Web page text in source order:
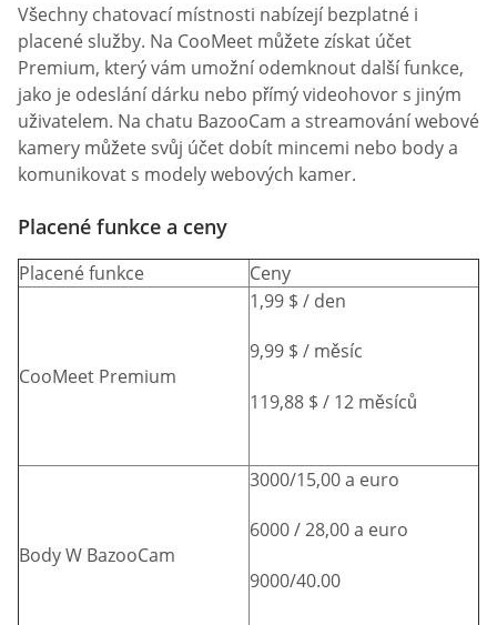
Všechny chatovací místnosti nabízejí bezplatné i
placené služby. Na CooMeet můžete získat účet
Premium, který vám umožní odemknout další funkce,
jako je odeslání dárku nebo přímý videohovor s jiným
uživatelem. Na chatu BazooCam a streamování webové
kamery můžete svůj účet dobít mincemi nebo body a
komunikovat s modely webových kamer.
Placené funkce a ceny
Placené funkce Ceny
CooMeet Premium
1,99 $ / den
9,99 $ / měsíc
119,88 $ / 12 měsíců
Body W BazooCam
3000/15,00 a euro
6000 / 28,00 a euro
9000/40.00